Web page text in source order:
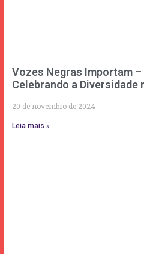
Vozes Negras Importam –
Celebrando a Diversidade
20 de novembro de 2024
Leia mais »